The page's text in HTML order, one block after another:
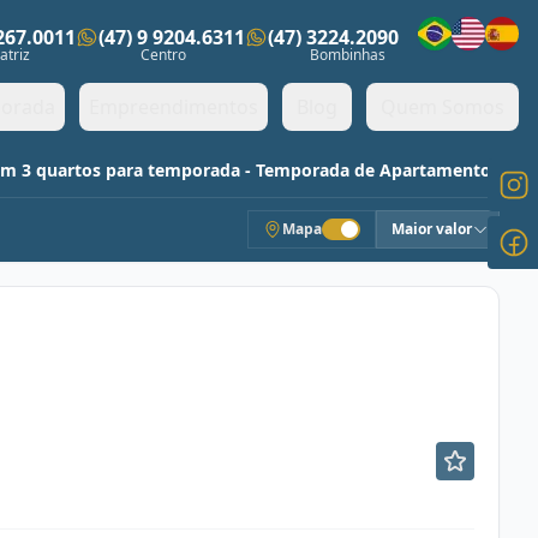
(47) 9 9204.6311
Centro
(47) 3224.2090
Bombinhas
quartos para temporada - Temporada de Apartamentos
Mapa Maior valor